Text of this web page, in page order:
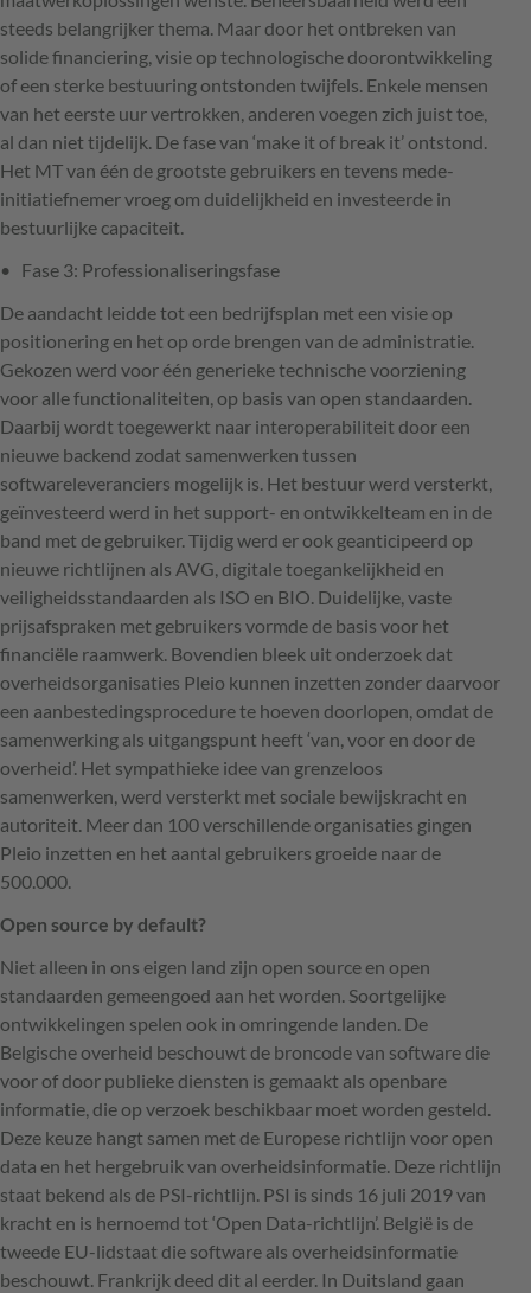
steeds belangrijker thema. Maar door het ontbreken van
solide financiering, visie op technologische doorontwikkeling
of een sterke bestuuring ontstonden twijfels. Enkele mensen
van het eerste uur vertrokken, anderen voegen zich juist toe,
al dan niet tijdelijk. De fase van ‘make it of break it’ ontstond.
Het MT van één de grootste gebruikers en tevens mede-
initiatiefnemer vroeg om duidelijkheid en investeerde in
bestuurlijke capaciteit.
Fase 3: Professionaliseringsfase
De aandacht leidde tot een bedrijfsplan met een visie op
positionering en het op orde brengen van de administratie.
Gekozen werd voor één generieke technische voorziening
voor alle functionaliteiten, op basis van open standaarden.
Daarbij wordt toegewerkt naar interoperabiliteit door een
nieuwe backend zodat samenwerken tussen
softwareleveranciers mogelijk is. Het bestuur werd versterkt,
geïnvesteerd werd in het support- en ontwikkelteam en in de
band met de gebruiker. Tijdig werd er ook geanticipeerd op
nieuwe richtlijnen als AVG, digitale toegankelijkheid en
veiligheidsstandaarden als ISO en BIO. Duidelijke, vaste
prijsafspraken met gebruikers vormde de basis voor het
financiële raamwerk. Bovendien bleek uit onderzoek dat
overheidsorganisaties Pleio kunnen inzetten zonder daarvoor
een aanbestedingsprocedure te hoeven doorlopen, omdat de
samenwerking als uitgangspunt heeft ‘van, voor en door de
overheid’. Het sympathieke idee van grenzeloos
samenwerken, werd versterkt met sociale bewijskracht en
autoriteit. Meer dan 100 verschillende organisaties gingen
Pleio inzetten en het aantal gebruikers groeide naar de
500.000.
Open source by default?
Niet alleen in ons eigen land zijn open source en open
standaarden gemeengoed aan het worden. Soortgelijke
ontwikkelingen spelen ook in omringende landen. De
Belgische overheid beschouwt de broncode van software die
voor of door publieke diensten is gemaakt als openbare
informatie, die op verzoek beschikbaar moet worden gesteld.
Deze keuze hangt samen met de Europese richtlijn voor open
data en het hergebruik van overheidsinformatie. Deze richtlijn
staat bekend als de PSI-richtlijn. PSI is sinds 16 juli 2019 van
kracht en is hernoemd tot ‘Open Data-richtlijn’. België is de
tweede EU-lidstaat die software als overheidsinformatie
beschouwt. Frankrijk deed dit al eerder. In Duitsland gaan